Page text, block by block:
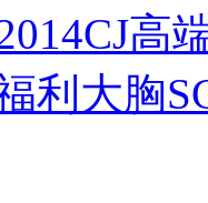
高
利大胸